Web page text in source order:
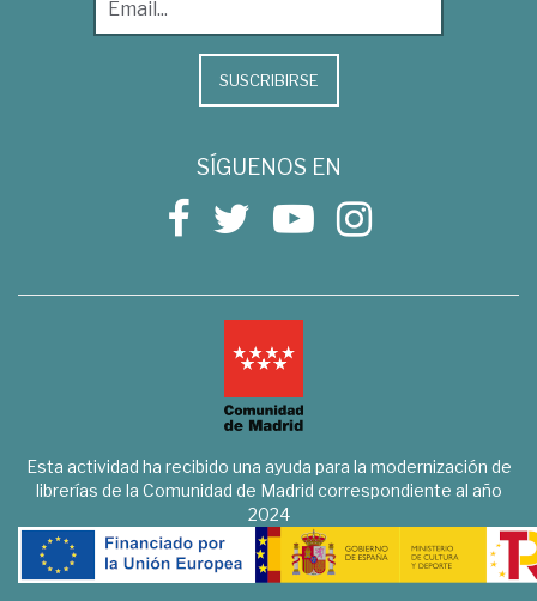
SUSCRIBIRSE
SÍGUENOS EN
Esta actividad ha recibido una ayuda para la modernización de
librerías de la Comunidad de Madrid correspondiente al año
2024